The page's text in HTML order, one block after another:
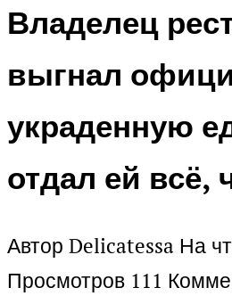
Владелец
выгнал
украденную
отдал ей всё,
Автор Delicatessa На
Просмотров 111